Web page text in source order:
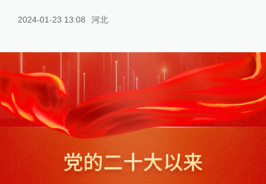
2024-01-23 13:08 河北